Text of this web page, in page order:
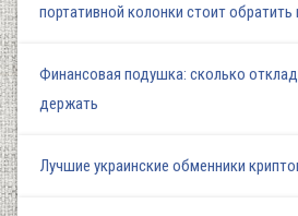
портативной колонки стоит обратить
Финансовая подушка: сколько
держать
Лучшие украинские обменники